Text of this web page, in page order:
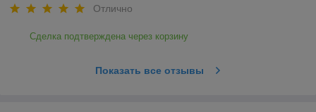
Отлично
Сделка подтверждена через корзину
Показать все отзывы